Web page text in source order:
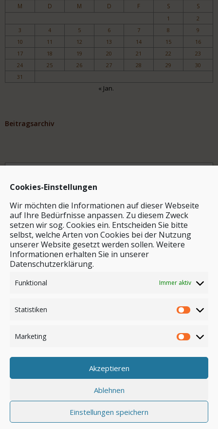
Cookies-Einstellungen
Wir möchten die Informationen auf dieser Webseite
auf Ihre Bedürfnisse anpassen. Zu diesem Zweck
setzen wir sog. Cookies ein. Entscheiden Sie bitte
selbst, welche Arten von Cookies bei der Nutzung
unserer Website gesetzt werden sollen. Weitere
Informationen erhalten Sie in unserer
Datenschutzerklärung.
Funktional Immer aktiv
Statistiken
Marketing
Akzeptieren
Ablehnen
Einstellungen speichern
M D M D F S S
1
2
3
4 5 6 7 8
9
10
11 12 13 14 15
16
17
18 19 20 21 22
23
24
25 26 27 28 29
30
31
« Jan.
Beitragsarchiv
Archiv
Stichwortsuche
Anmelden
© by safar-reiseblog.de